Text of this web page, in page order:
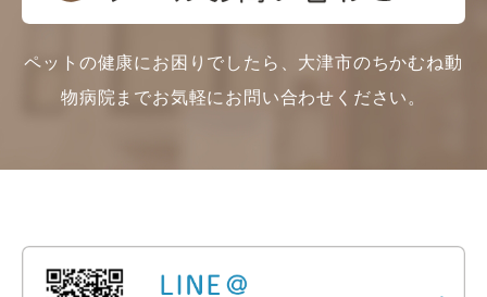
ペットの健康にお困りでしたら、大津市のちかむね動
物病院までお気軽にお問い合わせください。